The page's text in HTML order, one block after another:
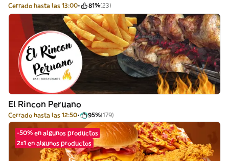
Cerrado hasta las 13:00 81%(23)
El Rincon Peruano
Cerrado hasta las 12:50 95%(179)
-50% en algunos productos
2x1 en algunos productos